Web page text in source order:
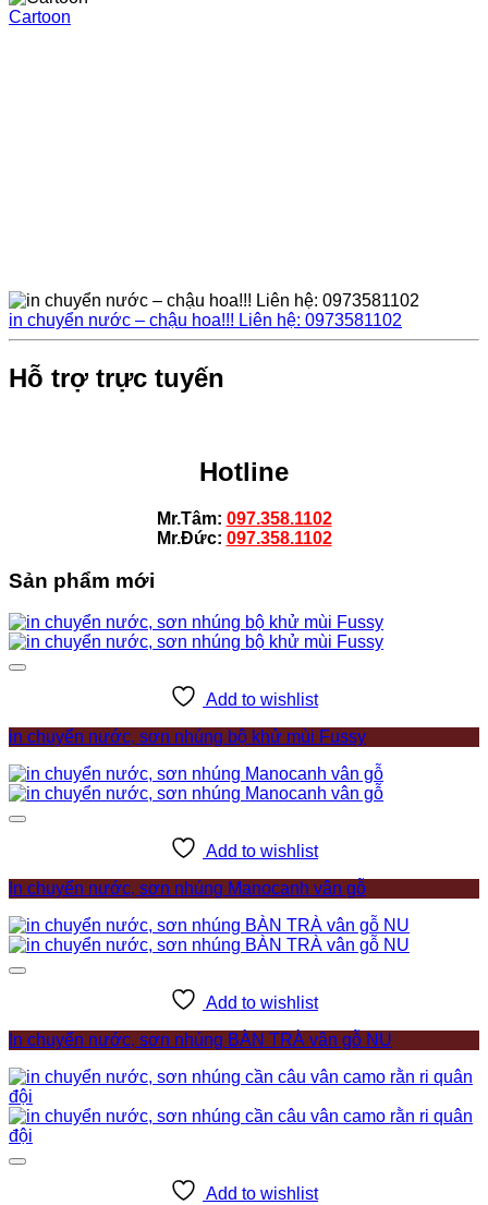
Cartoon
in chuyển nước – chậu hoa!!! Liên hệ: 0973581102
Hỗ trợ trực tuyến
Hotline
Mr.Tâm: 097.358.1102
Mr.Đức: 097.358.1102
Sản phẩm mới
Add to wishlist
in chuyển nước, sơn nhúng bộ khử mùi Fussy
Add to wishlist
In chuyển nước, sơn nhúng Manocanh vân gỗ
Add to wishlist
In chuyển nước, sơn nhúng BÀN TRÀ vân gỗ NU
Add to wishlist